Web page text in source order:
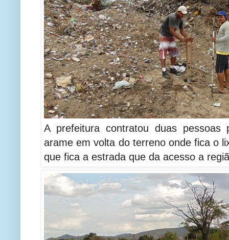
A prefeitura contratou duas
arame em volta do terreno onde fica o
que fica a estrada que da acesso a